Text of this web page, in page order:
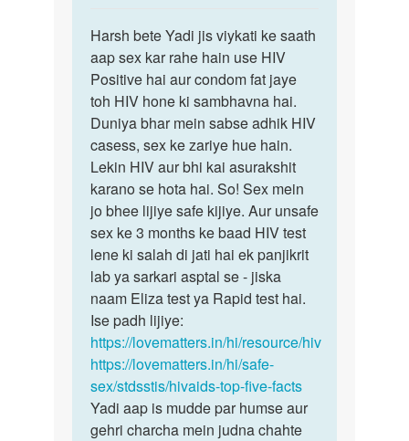
to
mine
ek
boy
ke
sath
sex
kiya…
by
Harsh
T
p
Harsh
bete
Yadi
jis
viykati…
Harsh bete Yadi jis viykati ke saath
aap sex kar rahe hain use HIV
Positive hai aur condom fat jaye
toh HIV hone ki sambhavna hai.
Duniya bhar mein sabse adhik HIV
casess, sex ke zariye hue hain.
Lekin HIV aur bhi kai asurakshit
karano se hota hai. So! Sex mein
jo bhee lijiye safe kijiye. Aur unsafe
sex ke 3 months ke baad HIV test
lene ki salah di jati hai ek panjikrit
lab ya sarkari asptal se - jiska
naam Eliza test ya Rapid test hai.
Ise padh lijiye:
https://lovematters.in/hi/resource/hiv
https://lovematters.in/hi/safe-
sex/stdsstis/hivaids-top-five-facts
Yadi aap is mudde par humse aur
gehri charcha mein judna chahte